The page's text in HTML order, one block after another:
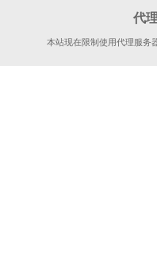
代
本站现在限制使用代理服务